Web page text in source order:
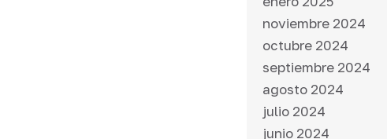
noviembre 2024
octubre 2024
septiembre 2024
agosto 2024
julio 2024
junio 2024